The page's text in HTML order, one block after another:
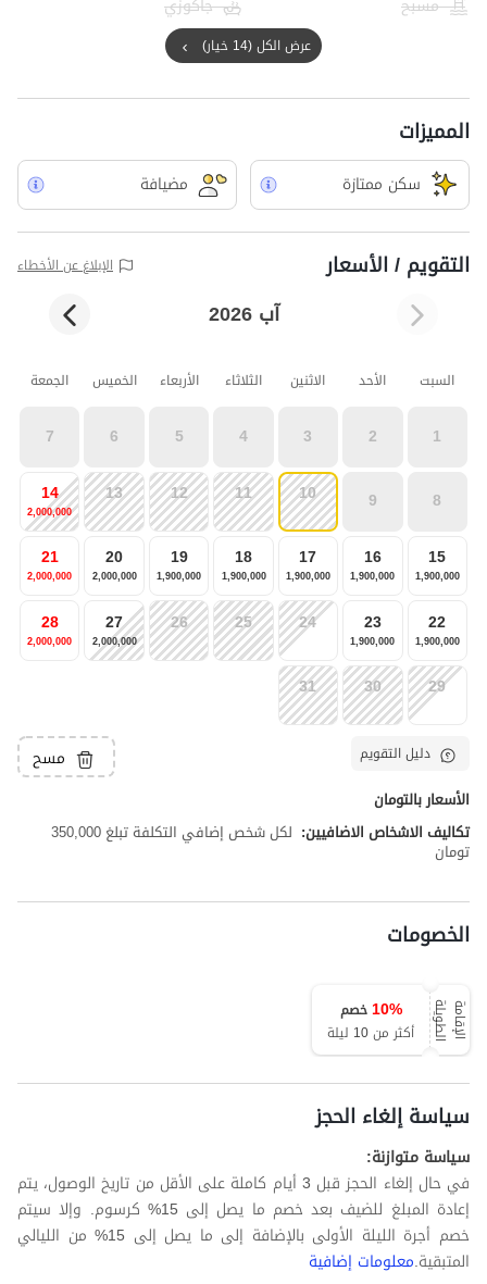
مسبح
جاكوزي
عرض الكل (14 خيار)
المميزات
سکن ممتازة مضيافة
التقويم / الأسعار الإبلاغ عن الأخطاء
آب 2026
السبت الأحد الاثنين الثلاثاء الأربعاء الخميس الجمعة
1
2
3
4
5
6
7
8
9
10
11
12
13
14
2,000,000
15
1,900,000
16
1,900,000
17
1,900,000
18
1,900,000
19
1,900,000
20
2,000,000
21
2,000,000
22
1,900,000
23
1,900,000
24
25
26
27
2,000,000
28
2,000,000
29
30
31
دليل التقويم مسح
الأسعار بالتومان
تكاليف الاشخاص الاضافيين:
لكل شخص إضافي التكلفة تبلغ 350,000
تومان
الخصومات
ا
ل
إ
ق
ا
م
ة
ا
ل
ط
و
ي
لة 10%
خصم
أكثر من 10 ليلة
سياسة إلغاء الحجز
سياسة متوازنة:
في حال إلغاء الحجز قبل 3 أيام كاملة على الأقل من تاريخ الوصول، يتم
إعادة المبلغ للضيف بعد خصم ما يصل إلى 15% كرسوم. وإلا سيتم
خصم أجرة الليلة الأولى بالإضافة إلى ما يصل إلى 15% من الليالي
المتبقية.معلومات إضافية